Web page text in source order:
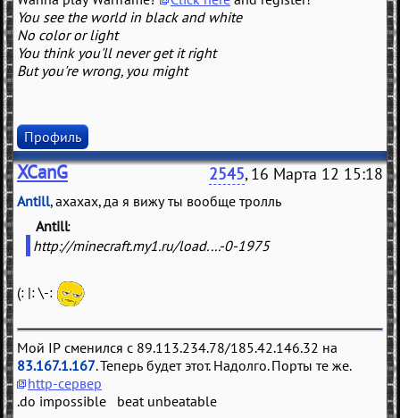
You see the world in black and white
No color or light
You think you'll never get it right
But you're wrong, you might
Профиль
XCanG 2545, 16 Марта 12 15:18
Antill, ахахах, да я вижу ты вообще тролль
Antill
http://minecraft.my1.ru/load....-0-1975
(: |: \-:
Мой IP сменился с 89.113.234.78/185.42.146.32 на
83.167.1.167. Теперь будет этот. Надолго. Порты те же.
http-сервер
.do impossible beat unbeatable